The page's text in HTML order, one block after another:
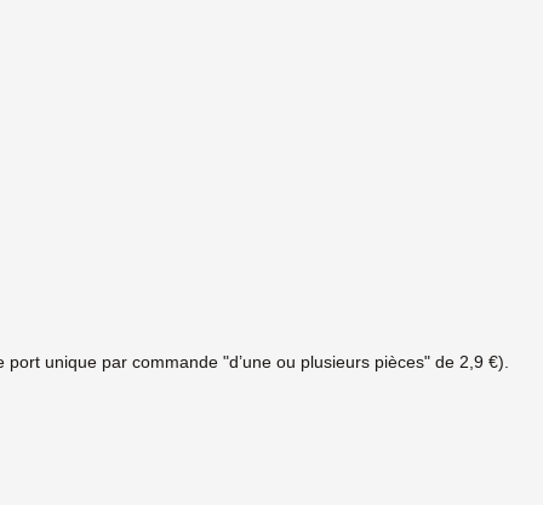
unique par commande "d’une ou plusieurs pièces" de 2,9 €).